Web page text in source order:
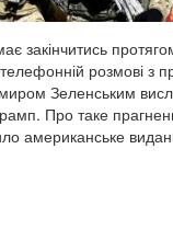
закінчитись
розмові з
Зеленським
Про таке
американське